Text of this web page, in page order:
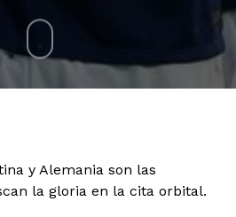
y Alemania son las
la gloria en la cita orbital.